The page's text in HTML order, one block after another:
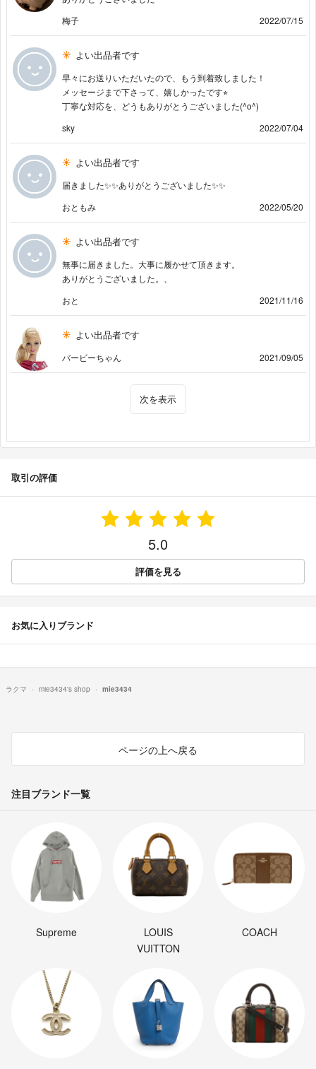
梅子
2022/07/15
よい出品者です
早々にお送りいただいたので、もう到着致しました！
メッセージまで下さって、嬉しかったです⭐︎
丁寧な対応を、どうもありがとうございました(^o^)
sky
2022/07/04
よい出品者です
届きました✨✨ありがとうございました✨✨
おともみ
2022/05/20
よい出品者です
無事に届きました。大事に履かせて頂きます。
ありがとうございました。、
おと
2021/11/16
よい出品者です
バービーちゃん 2021/09/05
次を表示
取引の評価
5.0
評価を見る
お気に入りブランド
ラクマ mie3434's shop mie3434
ページの上へ戻る
注目ブランド一覧
Supreme
LOUIS
VUITTON
COACH